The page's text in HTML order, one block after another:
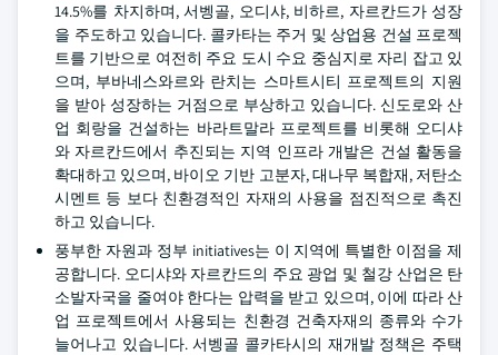
14.5%를 차지하며, 서벵골, 오디샤, 비하르, 자르칸드가 성장
을 주도하고 있습니다. 콜카타는 주거 및 상업용 건설 프로젝
트를 기반으로 여전히 주요 도시 수요 중심지로 자리 잡고 있
으며, 부바네스와르와 란치는 스마트시티 프로젝트의 지원
을 받아 성장하는 거점으로 부상하고 있습니다. 신도로와 산
업 회랑을 건설하는 바라트말라 프로젝트를 비롯해 오디샤
와 자르칸드에서 추진되는 지역 인프라 개발은 건설 활동을
확대하고 있으며, 바이오 기반 고분자, 대나무 복합재, 저탄소
시멘트 등 보다 친환경적인 자재의 사용을 점진적으로 촉진
하고 있습니다.
풍부한 자원과 정부 initiatives는 이 지역에 특별한 이점을 제
공합니다. 오디샤와 자르칸드의 주요 광업 및 철강 산업은 탄
소발자국을 줄여야 한다는 압력을 받고 있으며, 이에 따라 산
업 프로젝트에서 사용되는 친환경 건축자재의 종류와 수가
늘어나고 있습니다. 서벵골 콜카타시의 재개발 정책은 주택